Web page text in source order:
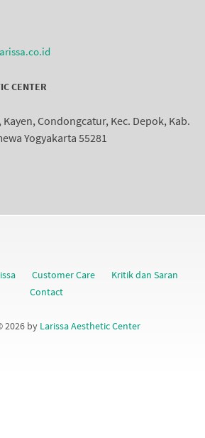
CENTER
Kayen, Condongcatur, Kec. Depok, Kab.
Yogyakarta 55281
Customer Care
Kritik dan Saran
Contact
2026 by Larissa Aesthetic Center